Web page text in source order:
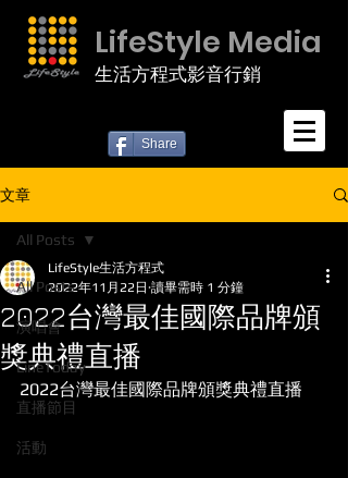
LifeStyle Media
生活方程式影音行銷
Share
文章
All Posts
演唱會
LineToday
直播節目
活動
All Posts
2022台灣最佳國際品牌頒
獎典禮直播
LifeStyle生活方程式
2022年11月22日 讀畢需時 1 分鐘
2022台灣最佳國際品牌頒獎典禮直播